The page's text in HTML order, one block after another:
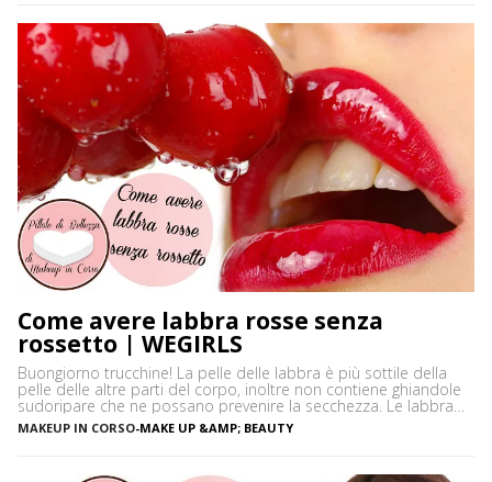
Come avere labbra rosse senza
rossetto | WEGIRLS
Buongiorno trucchine! La pelle delle labbra è più sottile della
pelle delle altre parti del corpo, inoltre non contiene ghiandole
sudoripare che ne possano prevenire la secchezza. Le labbra
sono sensibili alle aggressioni ambientali e spesso possono
diventare scure o sbiadite soprattutto a causa dell’esposizione
MAKEUP IN CORSO-MAKE UP &AMP; BEAUTY